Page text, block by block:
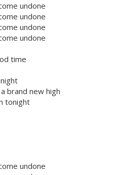
undone
undone
undone
undone
time
brand new high
tonight
undone